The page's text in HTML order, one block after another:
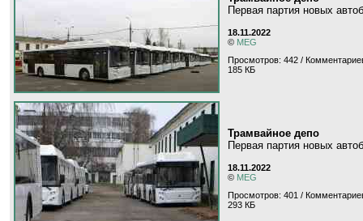
Первая партия новых
18.11.2022
© MEG
Просмотров: 442 /
185 КБ
Трамвайное депо
Первая партия новых
18.11.2022
© MEG
Просмотров: 401 /
293 КБ